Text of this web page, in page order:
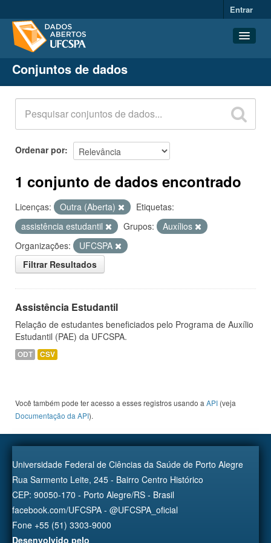
Entrar
Conjuntos de dados
Organizações
Grupos
Sobre
Conjuntos de dados
Ordenar por
1 conjunto de dados encontrado
Licenças: Outra (Aberta)
Etiquetas:
assistência estudantil
Grupos:
Auxílios
Organizações:
UFCSPA
Filtrar Resultados
Assistência Estudantil
Relação de estudantes beneficiados pelo Programa de Auxílio
Estudantil (PAE) da UFCSPA.
ODT CSV
Você também pode ter acesso a esses registros usando a API (veja
Documentação da API).
Universidade Federal de Ciências da Saúde de Porto Alegre
Rua Sarmento Leite, 245 - Bairro Centro Histórico
CEP: 90050-170 - Porto Alegre/RS - Brasil
facebook.com/UFCSPA - @UFCSPA_oficial
Fone +55 (51) 3303-9000
Desenvolvido pelo